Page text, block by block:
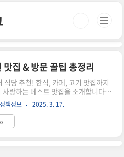
집 & 방문 꿀팁 총정리
식당 추천! 한식, 카페, 고기 맛집까지
사랑하는 베스트 맛집을 소개합니다.
격 정보까지 확인하세요! 시간이 없
아래 버튼으로 확인하세요! 화담숲 예
!👉 ▼ 자세한 정보는 아래에서 계속
51. 곤
책정보 2025. 3. 17.